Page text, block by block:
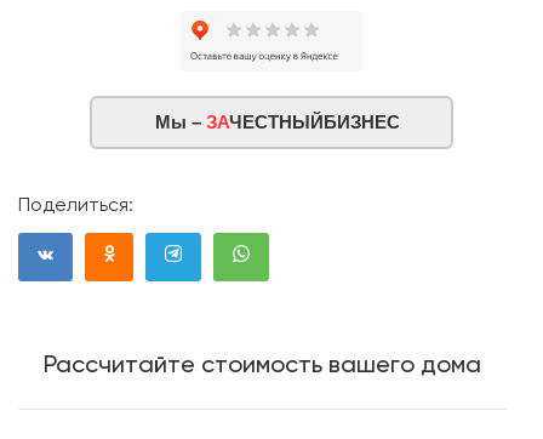
Мы – ЗАЧЕСТНЫЙБИЗНЕС
Поделиться:
Рассчитайте стоимость вашего дома